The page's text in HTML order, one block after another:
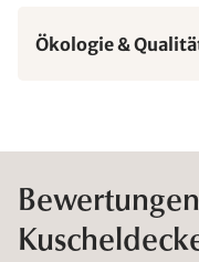
Ökologie &